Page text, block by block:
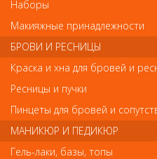
Размер 24х120 мм
Длина шнура 2,7 м.
Особенности:
температурных режимов.
Страна-производитель:
Отзывы
Наборы
Макияжные принадлежности
БРОВИ И РЕСНИЦЫ
Краска и хна для бровей и
Ресницы и пучки
Пинцеты для бровей и
МАНИКЮР И ПЕДИКЮР
Гель-лаки, базы, топы